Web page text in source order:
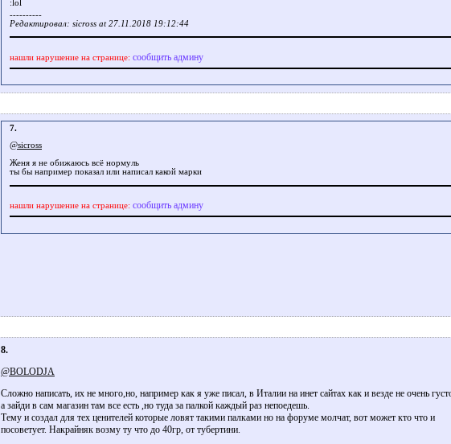
----------
Редактировал: sicross at 27.11.2018 19:12:44
нашли нарушение на странице: сообщить админу
7.
@sicross
Женя я не обижаюсь всё нормуль
ты бы например показал или написал какой марки
нашли нарушение на странице: сообщить админу
8.
@BOLODJA
Сложно написать, их не много,но, например как я уже писал, в Италии на инет сайтах как и везде не очень
а зайди в сам магазин там все есть ,но туда за палкой каждый раз непоедешь.
Тему и создал для тех ценителей которые ловят такими палками но на форуме молчат, вот может кто что и
посоветует. Накрайняк возму ту что до 40гр, от тубертини.